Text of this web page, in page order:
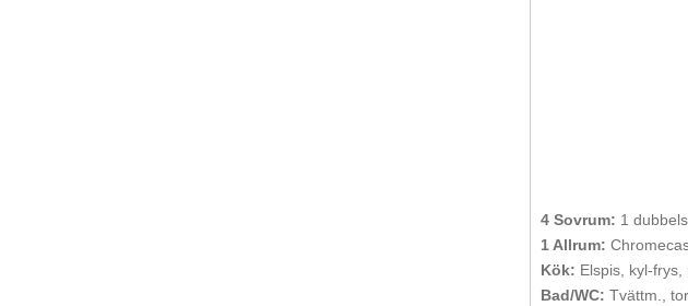
4 Sovrum: 1
1 Allrum:
Kök: Elspis, kyl-
Bad/WC: Tvättm.,